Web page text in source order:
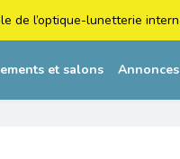
de l’optique-lunetterie
et salons Annonces